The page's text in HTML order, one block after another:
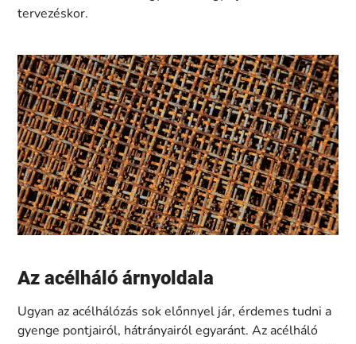
tervezéskor.
Az acélháló árnyoldala
Ugyan az acélhálózás sok előnnyel jár, érdemes tudni a
gyenge pontjairól, hátrányairól egyaránt. Az acélháló